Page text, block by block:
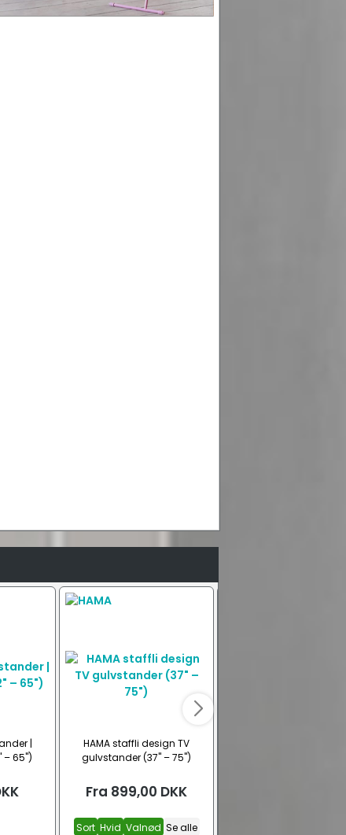
|
– 65")
HAMA staffli design TV
gulvstander (37" – 75")
Fra 899,00 DKK
Sort Hvid Valnød Se alle